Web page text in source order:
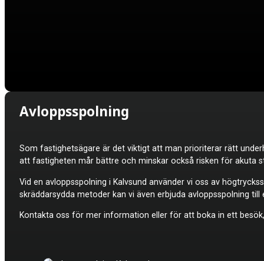
Avloppsspolning
Som fastighetsägare är det viktigt att man prioriterar rätt
att fastigheten mår bättre och minskar också risken för akuta
Vid en avloppsspolning i Kalvsund använder vi oss av
skräddarsydda metoder kan vi även erbjuda avloppsspolning
Kontakta oss för mer information eller för att boka in ett